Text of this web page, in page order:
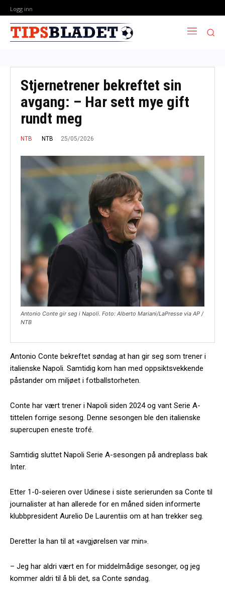
Logg inn
Stjernetrener bekreftet sin
avgang: – Har sett mye gift
rundt meg
NTB NTB 25/05/2026
Antonio Conte gir seg i Napoli. Foto: Alberto Mariani/LaPresse via AP /
NTB
Antonio Conte bekreftet søndag at han gir seg som trener i
italienske Napoli. Samtidig kom han med oppsiktsvekkende
påstander om miljøet i fotballstorheten.
Conte har vært trener i Napoli siden 2024 og vant Serie A-
tittelen forrige sesong. Denne sesongen ble den italienske
supercupen eneste trofé.
Samtidig sluttet Napoli Serie A-sesongen på andreplass bak
Inter.
Etter 1-0-seieren over Udinese i siste serierunden sa Conte til
journalister at han allerede for en måned siden informerte
klubbpresident Aurelio De Laurentiis om at han trekker seg.
Deretter la han til at «avgjørelsen var min».
– Jeg har aldri vært en for middelmådige sesonger, og jeg
kommer aldri til å bli det, sa Conte søndag.